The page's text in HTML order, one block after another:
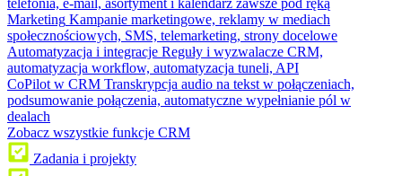
telefonia, e-mail, asortyment i kalendarz zawsze pod ręką
Marketing Kampanie marketingowe, reklamy w mediach
społecznościowych, SMS, telemarketing, strony docelowe
Automatyzacja i integracje Reguły i wyzwalacze CRM,
automatyzacja workflow, automatyzacja tuneli, API
CoPilot w CRM Transkrypcja audio na tekst w połączeniach,
podsumowanie połączenia, automatyczne wypełnianie pól w
dealach
Zobacz wszystkie funkcje CRM
Zadania i projekty